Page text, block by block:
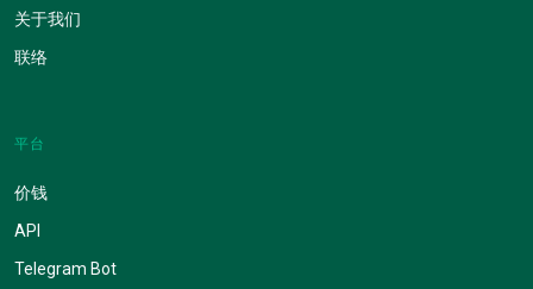
关于我们
联络
平台
价钱
API
Telegram Bot